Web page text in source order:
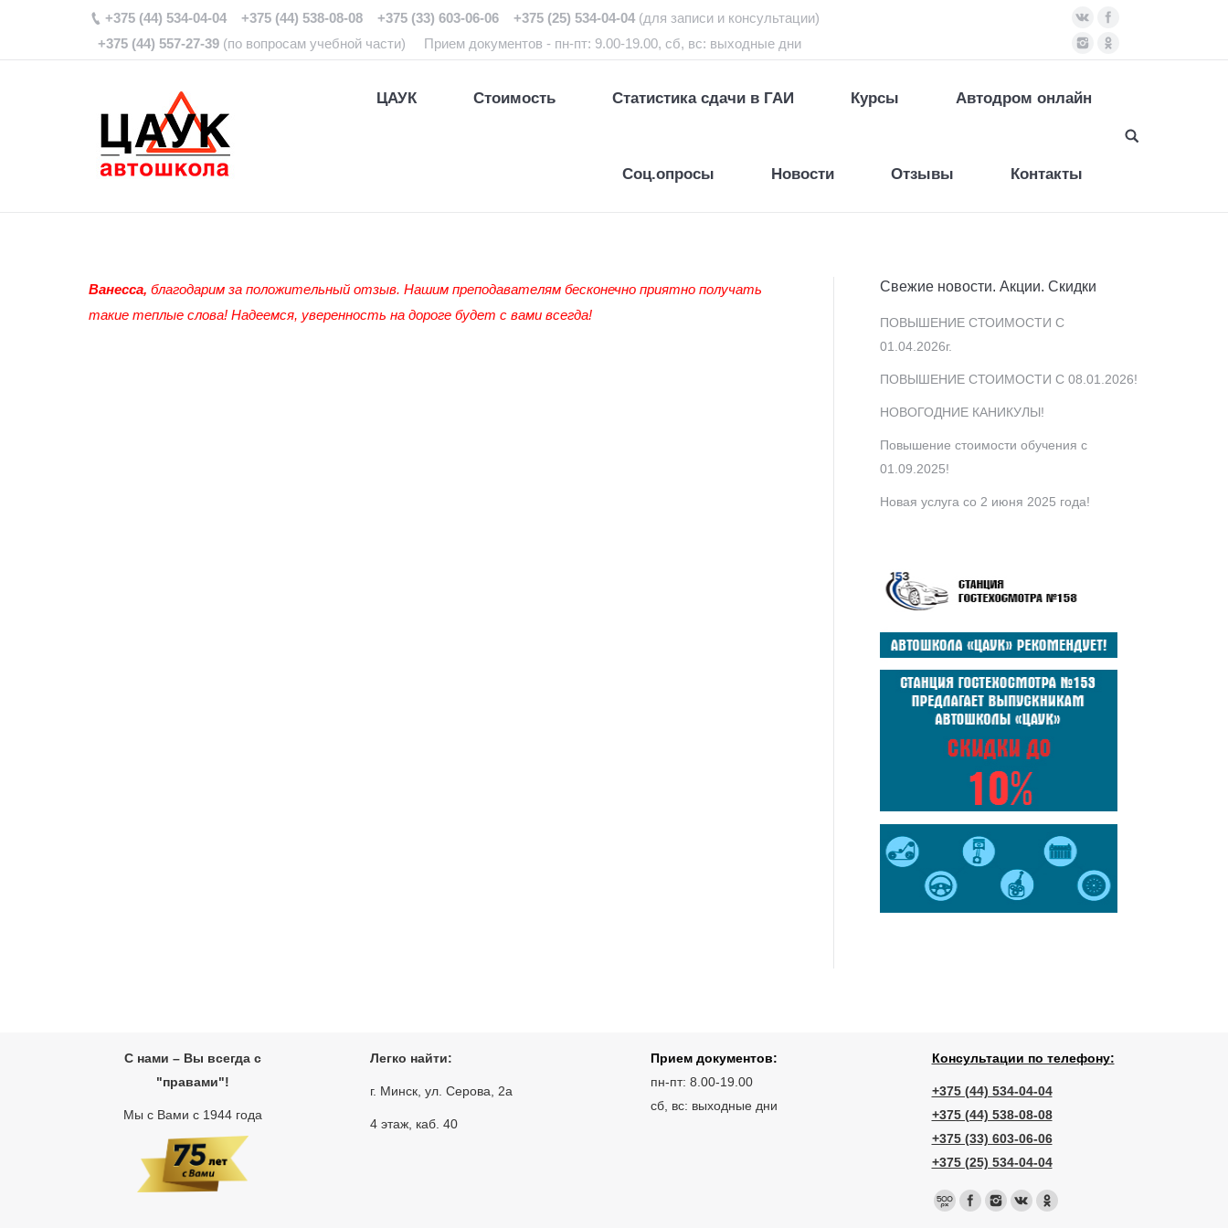
+375 (44) 534-04-04 +375 (44) 538-08-08 +375 (33) 603-06-06 +375 (25) 534-04-04 (для записи и консультации)
+375 (44) 557-27-39 (по вопросам учебной части) Прием документов - пн-пт: 9.00-19.00, сб, вс: выходные дни
ЦАУК Стоимость Статистика сдачи в ГАИ Курсы Автодром онлайн
Соц.опросы Новости Отзывы Контакты
Ванесса, благодарим за положительный отзыв. Нашим преподавателям бесконечно приятно получать
такие теплые слова! Надеемся, уверенность на дороге будет с вами всегда!
Свежие новости. Акции. Скидки
ПОВЫШЕНИЕ СТОИМОСТИ С
01.04.2026г.
ПОВЫШЕНИЕ СТОИМОСТИ С 08.01.2026!
НОВОГОДНИЕ КАНИКУЛЫ!
Повышение стоимости обучения с
01.09.2025!
Новая услуга со 2 июня 2025 года!
С нами – Вы всегда с
"правами"!
Мы с Вами с 1944 года
Легко найти:
г. Минск, ул. Серова, 2а
4 этаж, каб. 40
Прием документов:
пн-пт: 8.00-19.00
сб, вс: выходные дни
Консультации по телефону:
+375 (44) 534-04-04
+375 (44) 538-08-08
+375 (33) 603-06-06
+375 (25) 534-04-04